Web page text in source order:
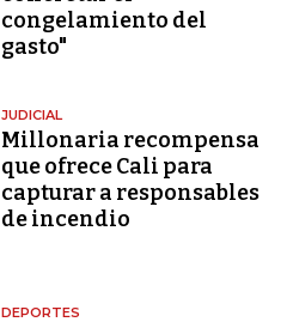
congelamiento del
gasto"
JUDICIAL
Millonaria recompensa
que ofrece Cali para
capturar a responsables
de incendio
DEPORTES